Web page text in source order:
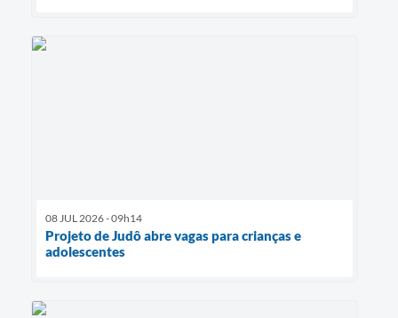
08 JUL 2026 - 09h14
Projeto de Judô abre vagas para crianças e
adolescentes